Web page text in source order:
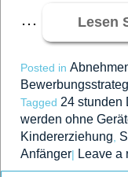
…
Lesen
Posted in
Tagged 24 stunden
werden ohne
Kindererziehung
Anfänger| Leave a